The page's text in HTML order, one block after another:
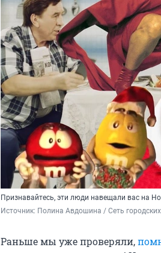
Признавайтесь, эти люди навещали вас на
Источник: Полина Авдошина / Сеть
Раньше мы уже проверяли,